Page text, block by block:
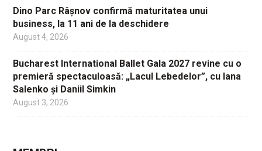
Dino Parc Râșnov confirmă maturitatea unui
business, la 11 ani de la deschidere
August 4, 2026
Bucharest International Ballet Gala 2027 revine cu o
premieră spectaculoasă: „Lacul Lebedelor”, cu Iana
Salenko și Daniil Simkin
August 3, 2026